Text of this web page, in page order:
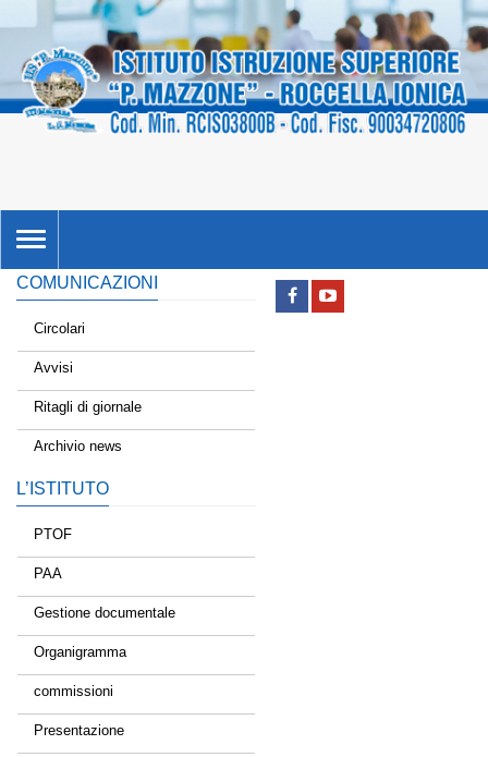
TOGGLE
NAVIGATION
COMUNICAZIONI
Circolari
Avvisi
Ritagli di giornale
Archivio news
L’ISTITUTO
PTOF
PAA
Gestione documentale
Organigramma
commissioni
Presentazione